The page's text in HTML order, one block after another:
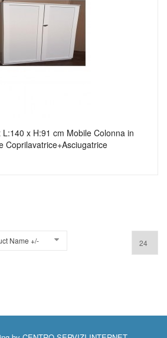
x H:91 cm Mobile Colonna in
Coprilavatrice+Asciugatrice
Name +/-